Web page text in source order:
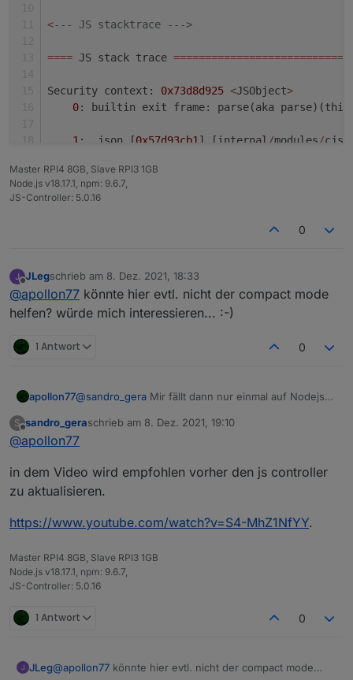
<--- JS stacktrace --->
==== JS stack trace ===========================
Security context: 0x73d8d925 <JSObject>
0: builtin exit frame: parse(aka parse)(this
1 : .json [0x57d93cb1 ] [internal /modules /cjs
FATAL ERROR: CALL_AND_RETRY_LAST Allocation
/usr/ bin/ iob: Zeile
Master RPI4 8GB, Slave RPI3 1GB
Node.js v18.17.1, npm: 9.6.7,
JS-Controller: 5.0.16
0
Offline
JLegschrieb am 8. Dez. 2021, 18:33
zuletzt editiert von
@apollon77 könnte hier evtl. nicht der compact mode
helfen? würde mich interessieren... :-)
1 Antwort 0
apollon77@sandro_gera Mir fällt dann nur einmal auf Nodejs
S
Offline
sandro_geraschrieb am 8. Dez. 2021, 19:10
zuletzt editiert von
@apollon77
in dem Video wird empfohlen vorher den js controller
zu aktualisieren.
https://www.youtube.com/watch?v=S4-MhZ1NfYY.
Master RPI4 8GB, Slave RPI3 1GB
Node.js v18.17.1, npm: 9.6.7,
JS-Controller: 5.0.16
1 Antwort 0
JLeg@apollon77 könnte hier evtl. nicht der compact mode